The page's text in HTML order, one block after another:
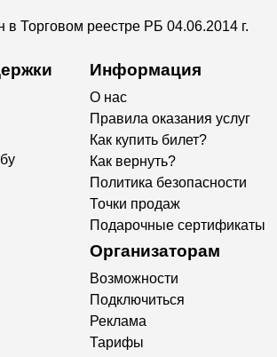
в Торговом реестре РБ 04.06.2014 г.
Информация
О нас
Правила оказания услуг
Как купить билет?
Как вернуть?
Политика безопасности
Точки продаж
Подарочные сертификаты
Организаторам
Возможности
Подключиться
Реклама
Тарифы